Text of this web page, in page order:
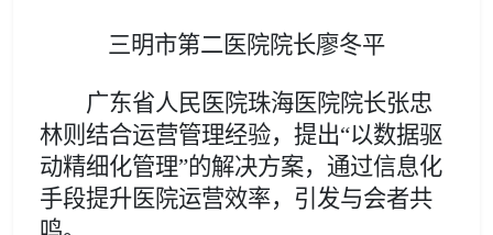
三明市第二医院院长廖冬平
广东省人民医院珠海医院院长张忠
林则结合运营管理经验，提出“以数据驱
动精细化管理”的解决方案，通过信息化
手段提升医院运营效率，引发与会者共